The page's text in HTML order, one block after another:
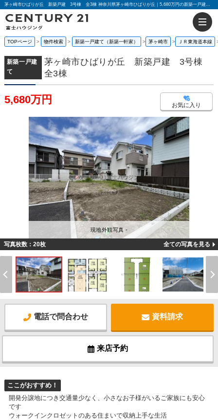
茅ヶ崎市ひばりが丘 新築戸建 3号棟 全3棟 神奈川県茅ヶ崎市ひばりが丘｜5,680万円の新築一戸建て｜センチュリー21富士ハウジング
TOPページ 物件検索 新築一戸建て（新築一軒家） 茅ヶ崎市 ＪＲ東海道本線
新築一戸建
て
茅ヶ崎市ひばりが丘 新築戸建 3号棟
全3棟
5,680万円 お気に入り
現地外観写真 -
写真枚数：20枚 全ての写真を見る
電話で問合わせ 資料請求
来店予約
ここがおすすめ！
開発分譲地につき交通量少なく、小さなお子様がいるご家族にも安心
です
ウォークインクロゼットのある住まいで収納上手な生活